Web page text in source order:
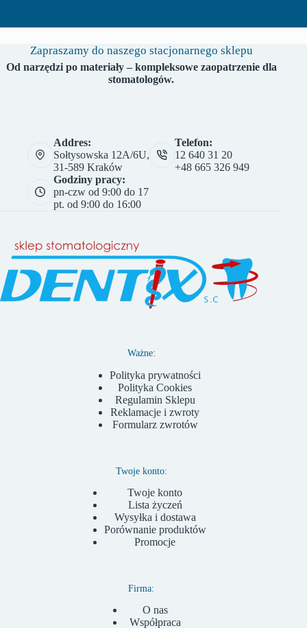
Zapraszamy do naszego stacjonarnego sklepu
Od narzędzi po materiały – kompleksowe zaopatrzenie dla
stomatologów.
Addres:
Sołtysowska 12A/6U,
31-589 Kraków
Telefon:
12 640 31 20
+48 665 326 949
Godziny pracy:
pn-czw od 9:00 do 17
pt. od 9:00 do 16:00
Ważne:
Polityka prywatności
Polityka Cookies
Regulamin Sklepu
Reklamacje i zwroty
Formularz zwrotów
Twoje konto:
Twoje konto
Lista życzeń
Wysyłka i dostawa
Porównanie produktów
Promocje
Firma:
O nas
Współpraca